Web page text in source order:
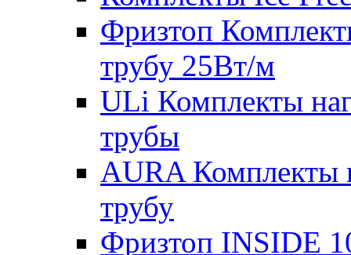
Фризтоп
трубу 25Вт/м
ULi Комплекты
трубы
AURA Комплекты
трубу
Фризтоп INSIDE